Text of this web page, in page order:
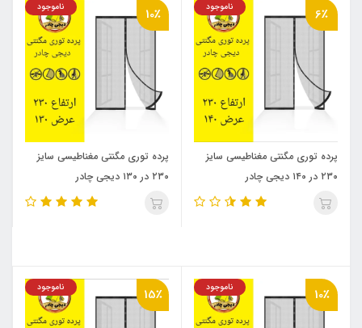
6٪ ناموجود
پرده توری مگنتی مغناطیسی سایز
۲۳۰ در ۱۴۰ دیجی چادر
10٪ ناموجود
پرده توری مگنتی مغناطیسی سایز
۲۳۰ در ۱۳۰ دیجی چادر
10٪ ناموجود 15٪ ناموجود